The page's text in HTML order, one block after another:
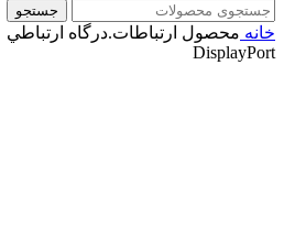
جستجو
خانه محصول ارتباطات.درگاه ارتباطي
DisplayPort